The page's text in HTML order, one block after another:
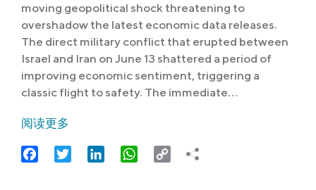
moving geopolitical shock threatening to
overshadow the latest economic data releases.
The direct military conflict that erupted between
Israel and Iran on June 13 shattered a period of
improving economic sentiment, triggering a
classic flight to safety. The immediate…
阅读更多
FacebookTwitter LinkedIn WhatsApp
Copy